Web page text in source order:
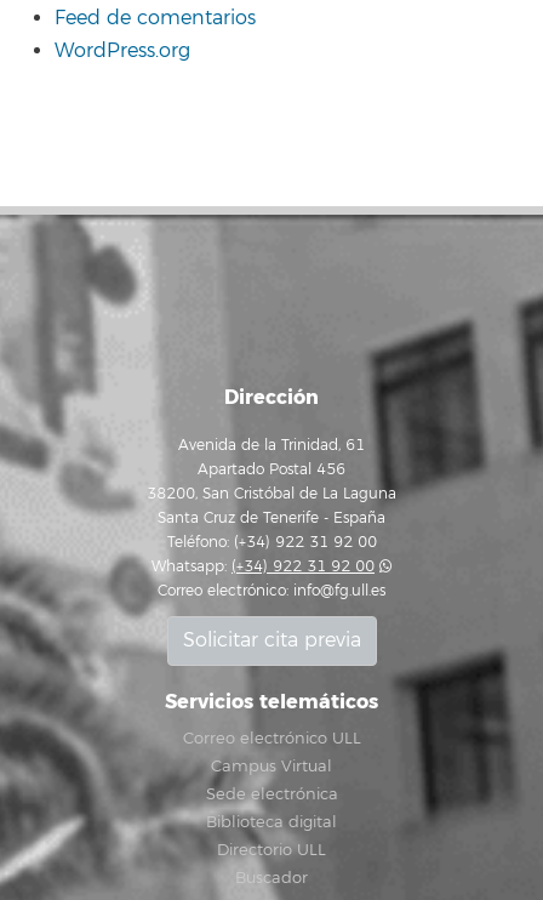
Feed de comentarios
WordPress.org
Dirección
Avenida de la Trinidad, 61
Apartado Postal 456
38200, San Cristóbal de La Laguna
Santa Cruz de Tenerife - España
Teléfono: (+34) 922 31 92 00
Whatsapp: (+34) 922 31 92 00
Correo electrónico: info@fg.ull.es
Solicitar cita previa
Servicios telemáticos
Correo electrónico ULL
Campus Virtual
Sede electrónica
Biblioteca digital
Directorio ULL
Buscador